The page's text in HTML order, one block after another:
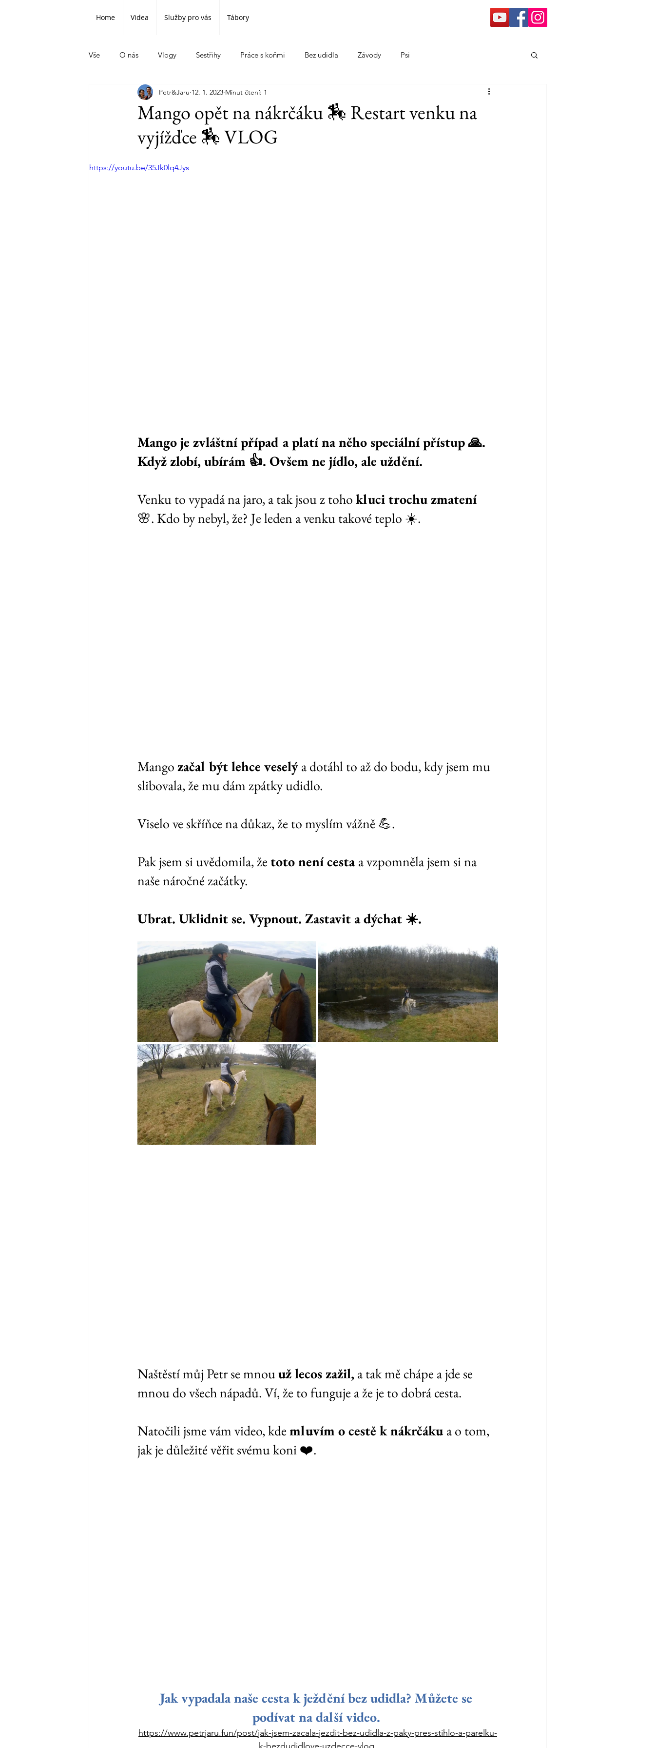
Home Videa Služby pro vás Tábory
Vše O nás Vlogy Sestřihy Práce s koňmi Bez udidla Závody Psi
Mango opět na nákrčáku 🏇 Restart venku na
vyjížďce 🏇 VLOG
Petr&Jaru 12. 1. 2023 Minut čtení: 1
https://youtu.be/35Jk0lq4Jys
Mango je zvláštní případ a platí na něho speciální přístup 🙏.
Když zlobí, ubírám 👍. Ovšem ne jídlo, ale uždění.
Venku to vypadá na jaro, a tak jsou z toho kluci trochu zmatení
🌸. Kdo by nebyl, že? Je leden a venku takové teplo ☀️.
Mango začal být lehce veselý a dotáhl to až do bodu, kdy jsem mu
slibovala, že mu dám zpátky udidlo.
Viselo ve skříňce na důkaz, že to myslím vážně 💪.
Pak jsem si uvědomila, že toto není cesta a vzpomněla jsem si na
naše náročné začátky.
Ubrat. Uklidnit se. Vypnout. Zastavit a dýchat ☀️.
Naštěstí můj Petr se mnou už lecos zažil, a tak mě chápe a jde se
mnou do všech nápadů. Ví, že to funguje a že je to dobrá cesta.
Natočili jsme vám video, kde mluvím o cestě k nákrčáku a o tom,
jak je důležité věřit svému koni ❤️.
Jak vypadala naše cesta k ježdění bez udidla? Můžete se
podívat na další video.
https://www.petrjaru.fun/post/jak-jsem-zacala-jezdit-bez-udidla-z-paky-pres-stihlo-a-parelku-